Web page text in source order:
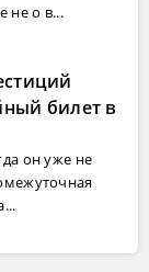
не о в...
билет в
он уже не